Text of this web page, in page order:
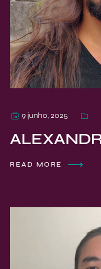
9 junho, 2025
READ MORE